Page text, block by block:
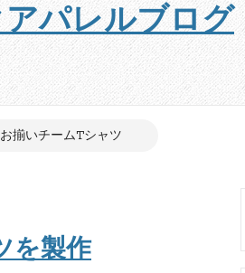
パレルブログ
揃いチームTシャツ
を製作